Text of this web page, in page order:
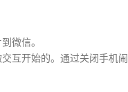
微信。
开始的。通过关闭手机